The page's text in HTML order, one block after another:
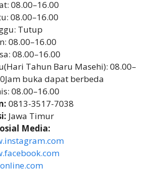
08.00–16.00
08.00–16.00
Tutup
08.00–16.00
08.00–16.00
Tahun Baru Masehi): 08.00–
buka dapat berbeda
08.00–16.00
0813-3517-7038
Jawa Timur
Media: